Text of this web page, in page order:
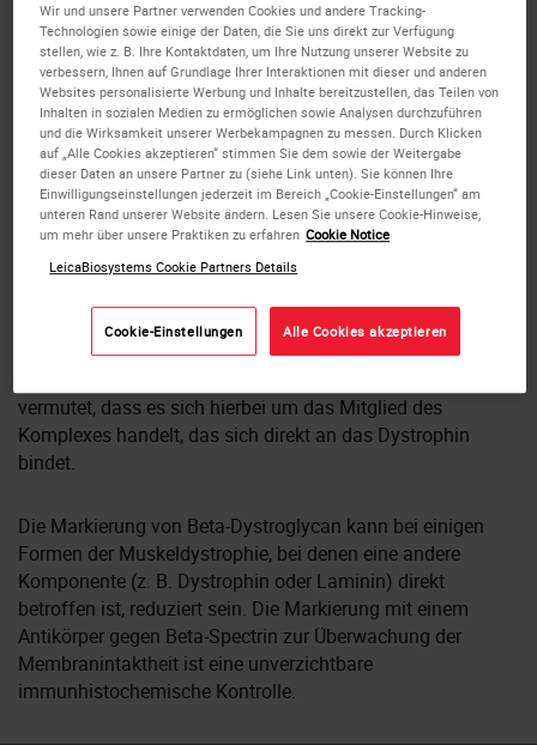
Hintergrund des Antigens
Dystrophinassoziierte Glykoproteine (DAGs) sind ein
Komplex mit mindestens sieben an der Bindung des
Dystropins an die Muskelmembranen beteiligten Proteinen.
Die biologische Bedeutung dieses Dystrophin-
Glycoproteinkomplexes ist nicht vollständig geklärt, er
scheint jedoch eine wesentliche Bindung zwischen Aktin an
basalen Lamina, die die Faser umgibt, zu bilden.
vermutet, dass es sich hierbei um das Mitglied des
Komplexes handelt, das sich direkt an das Dystrophin
bindet.
Die Markierung von Beta-Dystroglycan kann bei einigen
Formen der Muskeldystrophie, bei denen eine andere
Komponente (z. B. Dystrophin oder Laminin) direkt
betroffen ist, reduziert sein. Die Markierung mit einem
Antikörper gegen Beta-Spectrin zur Überwachung der
Membranintaktheit ist eine unverzichtbare
immunhistochemische Kontrolle.
Wir und unsere Partner verwenden Cookies und andere Tracking-
Technologien sowie einige der Daten, die Sie uns direkt zur Verfügung
stellen, wie z. B. Ihre Kontaktdaten, um Ihre Nutzung unserer Website zu
verbessern, Ihnen auf Grundlage Ihrer Interaktionen mit dieser und anderen
Websites personalisierte Werbung und Inhalte bereitzustellen, das Teilen von
Inhalten in sozialen Medien zu ermöglichen sowie Analysen durchzuführen
und die Wirksamkeit unserer Werbekampagnen zu messen. Durch Klicken
auf „Alle Cookies akzeptieren“ stimmen Sie dem sowie der Weitergabe
dieser Daten an unsere Partner zu (siehe Link unten). Sie können Ihre
Einwilligungseinstellungen jederzeit im Bereich „Cookie-Einstellungen“ am
unteren Rand unserer Website ändern. Lesen Sie unsere Cookie-Hinweise,
um mehr über unsere Praktiken zu erfahren Cookie Notice
LeicaBiosystems Cookie Partners Details
Cookie-Einstellungen Alle Cookies akzeptieren